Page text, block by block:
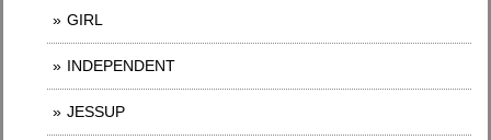
GIRL
INDEPENDENT
JESSUP